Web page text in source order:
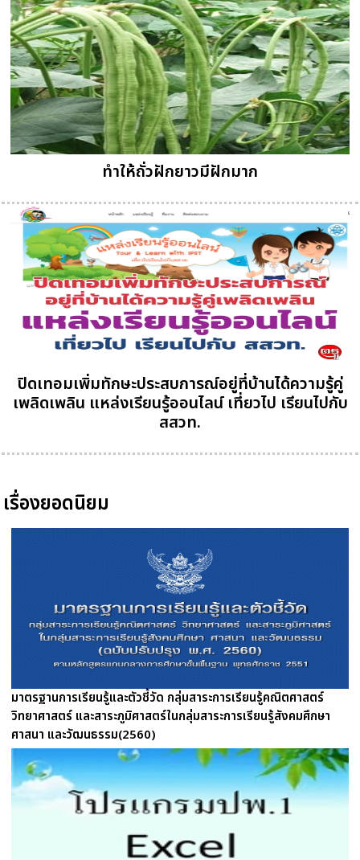
ทำให้ถั่วฝักยาวมีฝักมาก
ปิดเทอมเพิ่มทักษะประสบการณ์อยู่ที่บ้านได้ความรู้คู่
เพลิดเพลิน แหล่งเรียนรู้ออนไลน์ เที่ยวไป เรียนไปกับ
สสวท.
เรื่องยอดนิยม
มาตรฐานการเรียนรู้และตัวชี้วัด กลุ่มสาระการเรียนรู้คณิตศาสตร์
วิทยาศาสตร์ และสาระภูมิศาสตร์ในกลุ่มสาระการเรียนรู้สังคมศึกษา
ศาสนา และวัฒนธรรม(2560)